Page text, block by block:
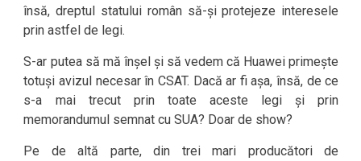
însă, dreptul statului român să-și protejeze interesele
prin astfel de legi.
S-ar putea să mă înșel și să vedem că Huawei primește
totuși avizul necesar în CSAT. Dacă ar fi așa, însă, de ce
s-a mai trecut prin toate aceste legi și prin
memorandumul semnat cu SUA? Doar de show?
Pe de altă parte, din trei mari producători de